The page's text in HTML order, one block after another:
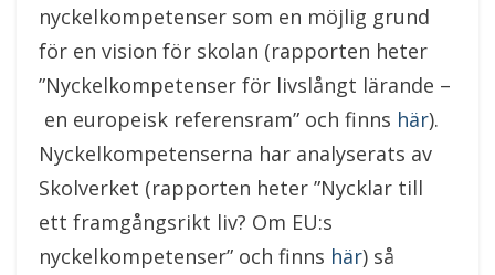
nyckelkompetenser som en möjlig grund
för en vision för skolan (rapporten heter
”Nyckelkompetenser för livslångt lärande –
en europeisk referensram” och finns här).
Nyckelkompetenserna har analyserats av
Skolverket (rapporten heter ”Nycklar till
ett framgångsrikt liv? Om EU:s
nyckelkompetenser” och finns här) så